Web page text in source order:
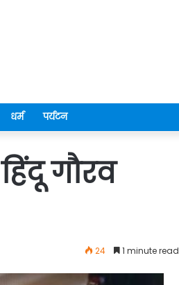
धर्म पर्यटन
गौरव
24 1 minute read